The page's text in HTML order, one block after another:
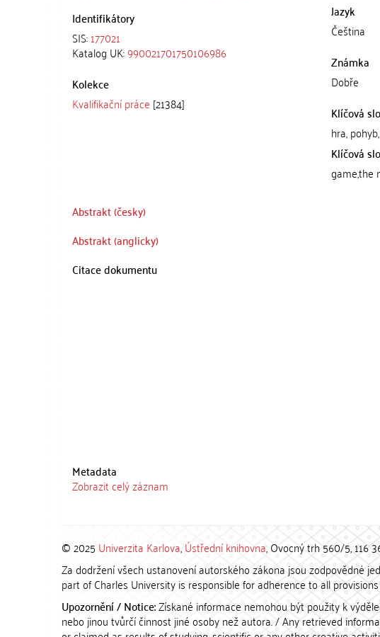
Identifikátory
SIS:177021
Katalog UK:990021701750106986
Kolekce
Kvalifikační práce [21384]
Jazyk
Čeština
Známka
Dobře
Klíčová
hra,
Klíčová
game,the
Abstrakt (česky)
Abstrakt (anglicky)
Citace dokumentu
Metadata
Zobrazit celý záznam
© 2025 Univerzita Karlova,Ústřední knihovna, Ovocný trh 560/5, 116
Za dodržení všech ustanovení autorského zákona jsou zodpovědné
part of Charles University is responsible for adherence to all
Upozornění / Notice:Získané informace nemohou být použity k
nebo jinou tvůrčí činnost jiné osoby než autora. / Any retrieved